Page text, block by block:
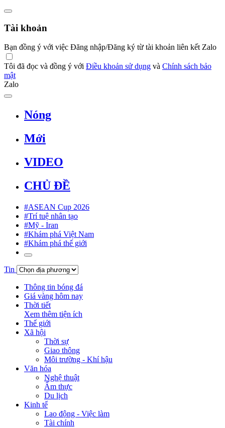
Tài khoản
Bạn đồng ý với việc Đăng nhập/Đăng ký từ tài khoản liên kết Zalo
Tôi đã đọc và đồng ý với Điều khoản sử dụng và Chính sách bảo
mật
Zalo
Nóng
Mới
VIDEO
CHỦ ĐỀ
#ASEAN Cup 2026
#Trí tuệ nhân tạo
#Mỹ - Iran
#Khám phá Việt Nam
#Khám phá thế giới
Tin
Thông tin bóng đá
Giá vàng hôm nay
Thời tiết
Xem thêm tiện ích
Thế giới
Xã hội
Thời sự
Giao thông
Môi trường - Khí hậu
Văn hóa
Nghệ thuật
Ẩm thực
Du lịch
Kinh tế
Lao động - Việc làm
Tài chính